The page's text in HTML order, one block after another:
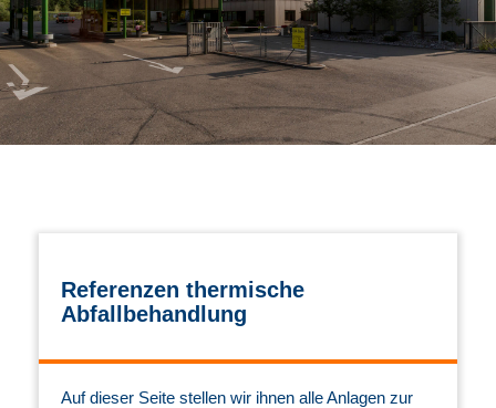
Referenzen thermische
Abfallbehandlung
Auf dieser Seite stellen wir ihnen alle Anlagen zur